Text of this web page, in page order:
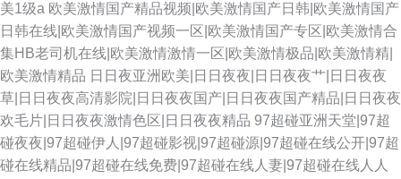
美1级a 欧美激情国产精品视频|欧美激情国产日韩|欧美激情国产
日韩在线|欧美激情国产视频一区|欧美激情国产专区|欧美激情合
集HB老司机在线|欧美激情激情一区|欧美激情极品|欧美激情精|
欧美激情精品 日日夜亚洲欧美|日日夜夜|日日夜夜艹|日日夜夜
草|日日夜夜高清影院|日日夜夜国产|日日夜夜国产精品|日日夜夜
欢毛片|日日夜夜激情色区|日日夜夜精品 97超碰亚洲天堂|97超
碰夜夜|97超碰伊人|97超碰影视|97超碰源|97超碰在线公开|97超
碰在线精品|97超碰在线免费|97超碰在线人妻|97超碰在线人人